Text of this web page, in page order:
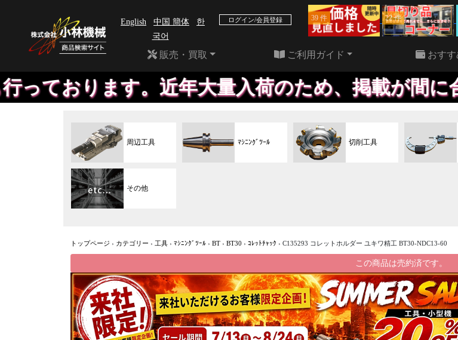
English 中国 簡体
한
국어
ログイン/会員登録 39 件 22 件
販売・買取 ご利用ガイド おすす
近年大量入荷のため、掲載が間に合っておりま
周辺工具 ﾏｼﾆﾝｸﾞﾂｰﾙ 切削工具
その他
トップページ › カテゴリー › 工具 › ﾏｼﾆﾝｸﾞﾂｰﾙ › BT › BT30 › ｺﾚｯﾄﾁｬｯｸ › C135293 コレットホルダー ユキワ精工 BT30-NDC13-60
この商品は売約済です。